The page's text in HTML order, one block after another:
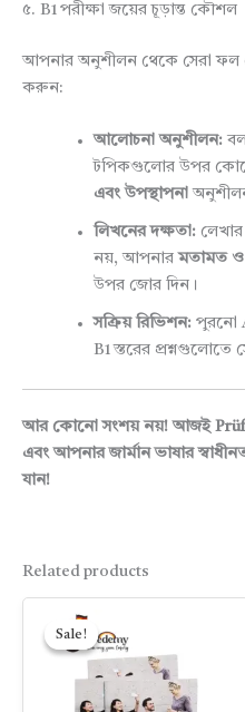
৫. B1 পরীক্ষা জয়ের চূড়ান্ত কৌশল
আপনার অনুশীলন থেকে সেরা
করুন:
আলোচনা অনুশীলন:
টপিকগুলোর উপর কোনো
এবং উপস্থাপনা
লিখনের দক্ষতা:
নয়, আপনার মতামত ও
উপর জোর দিন।
সক্রিয় রিভিশন: পুরনো
B1 স্তরের
আর কোনো সংশয় নয়! আজই
এবং আপনার জার্মান ভাষার
যান!
Related products
Sale!
Sale!
was:
650.00৳ .480.00৳ .